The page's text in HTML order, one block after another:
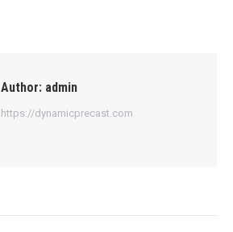
Author: admin
https://dynamicprecast.com